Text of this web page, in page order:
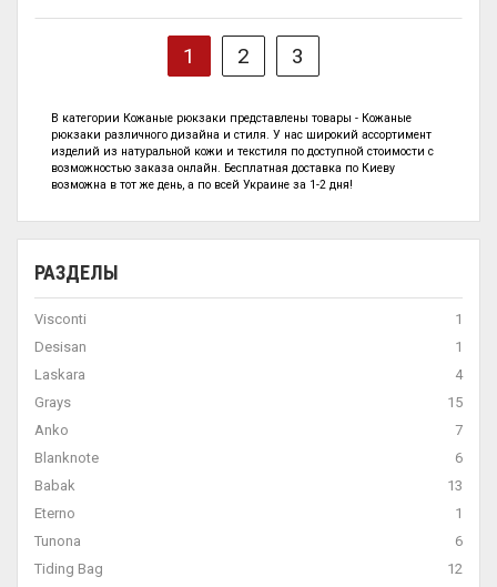
РАЗДЕЛЫ
Visconti
1
Desisan
1
Laskara
4
Grays
15
Anko
7
Blanknote
6
Babak
13
Eterno
1
Tunona
6
Tiding Bag
12
1 2 3
В категории Кожаные рюкзаки представлены товары - Кожаные
рюкзаки различного дизайна и стиля. У нас широкий ассортимент
изделий из натуральной кожи и текстиля по доступной стоимости с
возможностью заказа онлайн. Бесплатная доставка по Киеву
возможна в тот же день, а по всей Украине за 1-2 дня!